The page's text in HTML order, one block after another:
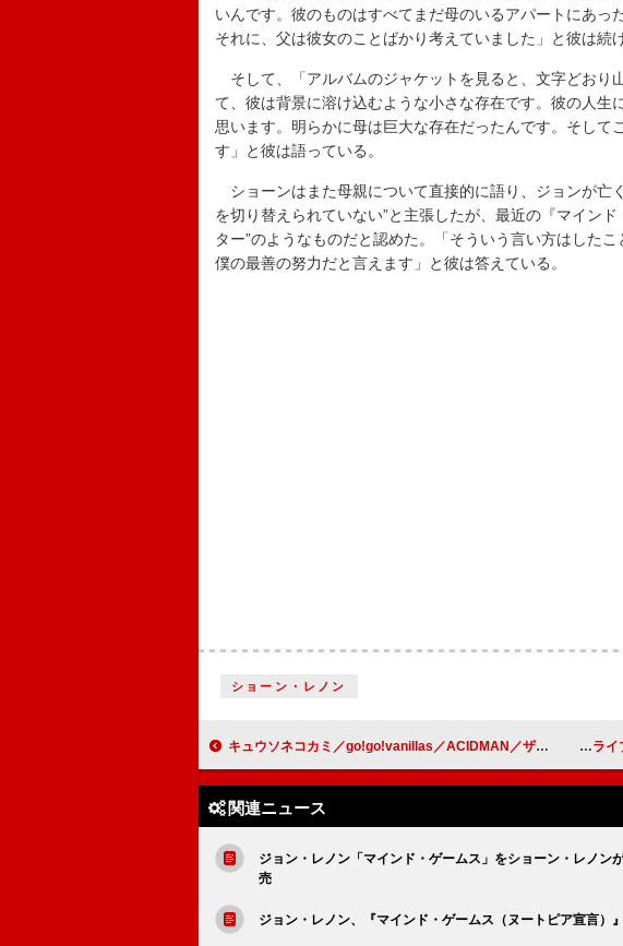
いんです。彼のものはすべてまだ母のいるアパートにあっ
それに、父は彼女のことばかり考えていました」と彼は続け
そして、「アルバムのジャケットを見ると、文字どおり
て、彼は背景に溶け込むような小さな存在です。彼の人生
思います。明らかに母は巨大な存在だったんです。そして
す」と彼は語っている。
ショーンはまた母親について直接的に語り、ジョンが亡
を切り替えられていない”と主張したが、最近の『マイン
ター”のようなものだと認めた。「そういう言い方はした
僕の最善の努力だと言えます」と彼は答えている。
ショーン・レノン
キュウソネコカミ／go!go!vanillas／ACIDMAN／ザ・クロマニヨンズら出演、新たなフェス【ロックアンセム】開催決定 Keishi
関連ニュース
ジョン・レノン「マインド・ゲームス」をショーン・レノン
売
ジョン・レノン、『マインド・ゲームス（ヌートピア宣言）